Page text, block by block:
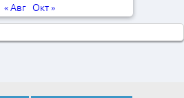
« Авг
Окт »